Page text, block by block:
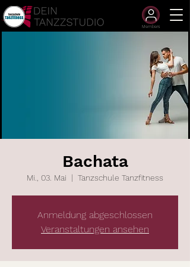
Members
Bachata
Mi., 03. Mai
  |
Tanzschule Tanzfitness
Anmeldung abgeschlossen
Veranstaltungen ansehen